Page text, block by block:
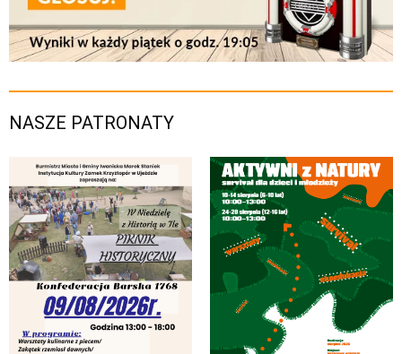
NASZE PATRONATY